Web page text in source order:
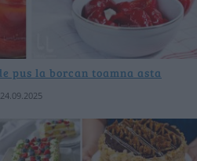
pus la borcan toamna asta
24.09.2025